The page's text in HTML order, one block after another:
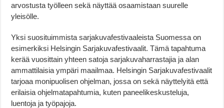
arvostusta työlleen sekä näyttää osaamistaan suurelle
yleisölle.
Yksi suosituimmista sarjakuvafestivaaleista Suomessa on
esimerkiksi Helsingin Sarjakuvafestivaalit. Tämä tapahtuma
kerää vuosittain yhteen satoja sarjakuvaharrastajia ja alan
ammattilaisia ympäri maailmaa. Helsingin Sarjakuvafestivaalit
tarjoaa monipuolisen ohjelman, jossa on sekä näyttelyitä että
erilaisia ohjelmatapahtumia, kuten paneelikeskusteluja,
luentoja ja työpajoja.